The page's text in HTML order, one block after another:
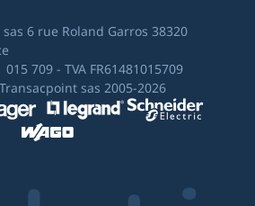
6 rue Roland Garros 38320
709 - TVA FR61481015709
sas 2005-2026